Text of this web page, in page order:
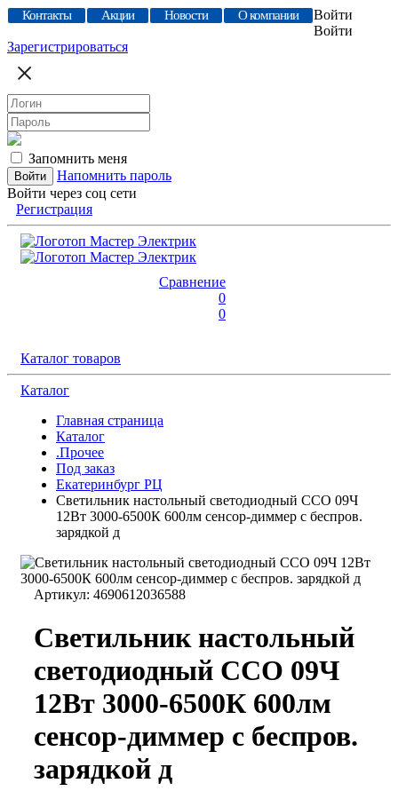
Контакты Акции Новости О компании
Войти
Войти
Зарегистрироваться
Запомнить меня
Напомнить пароль
Войти через соц сети
Регистрация
Сравнение
0
0
Каталог товаров
Каталог
Главная страница
Каталог
.Прочее
Под заказ
Екатеринбург РЦ
Светильник настольный светодиодный ССО 09Ч
12Вт 3000-6500К 600лм сенсор-диммер с беспров.
зарядкой д
Артикул: 4690612036588
Светильник настольный
светодиодный ССО 09Ч
12Вт 3000-6500К 600лм
сенсор-диммер с беспров.
зарядкой д